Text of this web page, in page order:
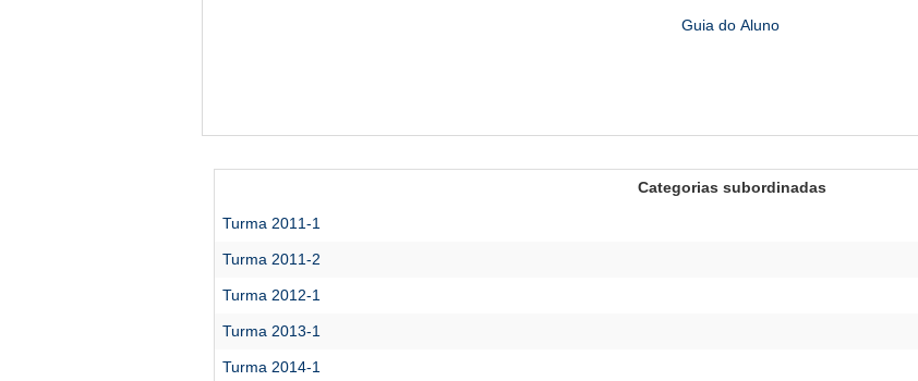
Guia do Aluno
Categorias subordinadas
Turma 2011-1
Turma 2011-2
Turma 2012-1
Turma 2013-1
Turma 2014-1